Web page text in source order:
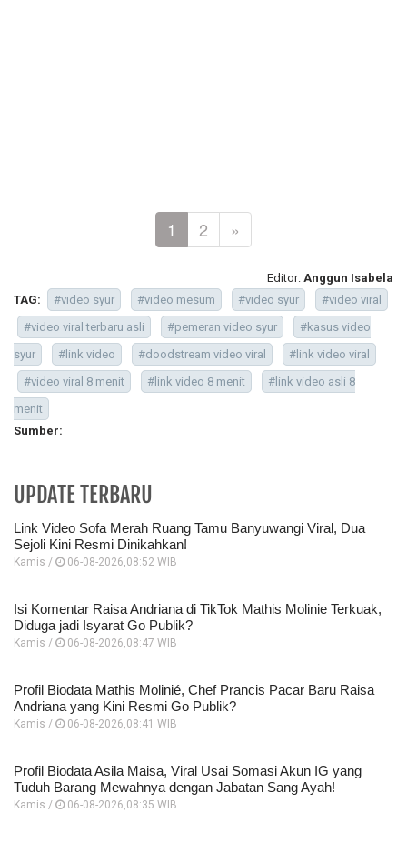
1 2 »
Editor: Anggun Isabela
TAG:
#video syur #video mesum #video syur
#video viral
#video viral terbaru asli
#pemeran video syur
#kasus video
syur
#link video #doodstream video viral
#link video viral
#video viral 8 menit
#link video 8 menit
#link video asli 8
menit
Sumber:
UPDATE TERBARU
Link Video Sofa Merah Ruang Tamu Banyuwangi Viral, Dua
Sejoli Kini Resmi Dinikahkan!
Kamis / 06-08-2026,08:52 WIB
Isi Komentar Raisa Andriana di TikTok Mathis Molinie Terkuak,
Diduga jadi Isyarat Go Publik?
Kamis / 06-08-2026,08:47 WIB
Profil Biodata Mathis Molinié, Chef Prancis Pacar Baru Raisa
Andriana yang Kini Resmi Go Publik?
Kamis / 06-08-2026,08:41 WIB
Profil Biodata Asila Maisa, Viral Usai Somasi Akun IG yang
Tuduh Barang Mewahnya dengan Jabatan Sang Ayah!
Kamis / 06-08-2026,08:35 WIB